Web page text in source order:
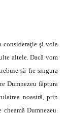
consideraţie şi voia
altele. Dacă vom
să fie singura
Dumnezeu făptura
noastră, prin
Dumnezeu.